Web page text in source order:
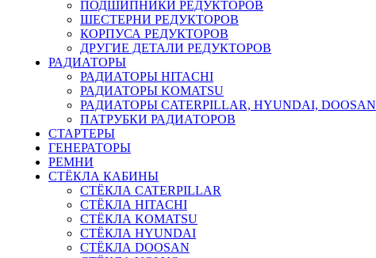
ПОДШИПНИКИ РЕДУКТОРОВ
ШЕСТЕРНИ РЕДУКТОРОВ
КОРПУСА РЕДУКТОРОВ
ДРУГИЕ ДЕТАЛИ РЕДУКТОРОВ
РАДИАТОРЫ
РАДИАТОРЫ HITACHI
РАДИАТОРЫ KOMATSU
РАДИАТОРЫ CATERPILLAR, HYUNDAI, DOOSAN
ПАТРУБКИ РАДИАТОРОВ
СТАРТЕРЫ
ГЕНЕРАТОРЫ
РЕМНИ
СТЁКЛА КАБИНЫ
СТЁКЛА CATERPILLAR
СТЁКЛА HITACHI
СТЁКЛА KOMATSU
СТЁКЛА HYUNDAI
СТЁКЛА DOOSAN